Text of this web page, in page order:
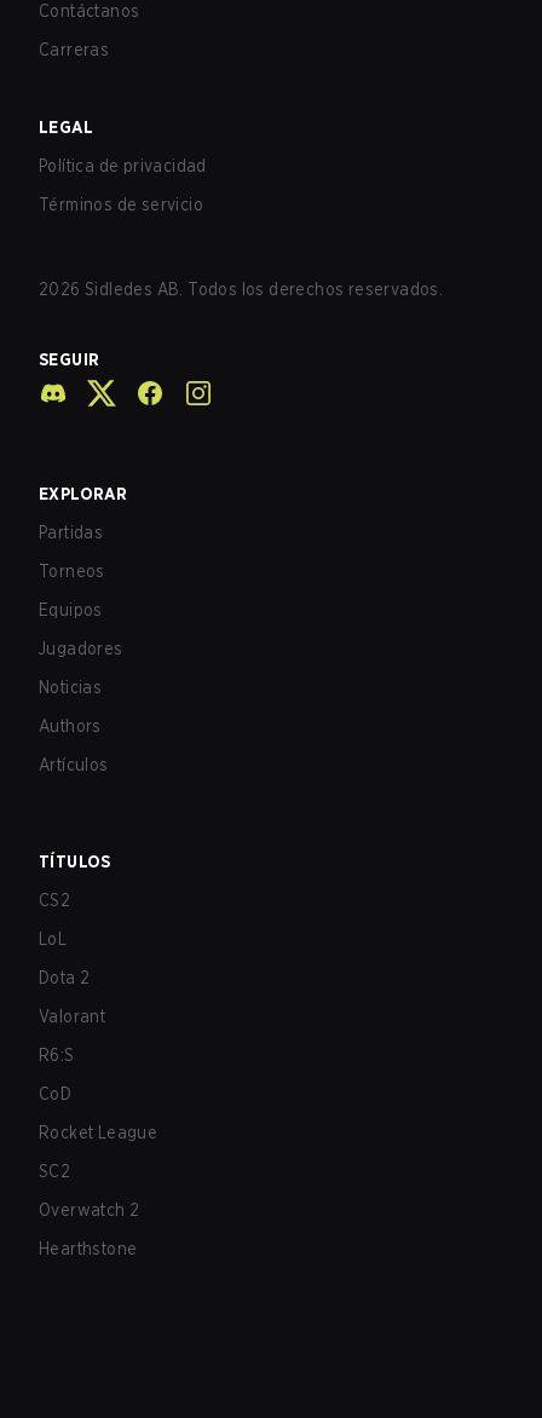
Contáctanos
Carreras
LEGAL
Política de privacidad
Términos de servicio
2026 Sidledes AB. Todos los derechos reservados.
SEGUIR
EXPLORAR
Partidas
Torneos
Equipos
Jugadores
Noticias
Authors
Artículos
TÍTULOS
CS2
LoL
Dota 2
Valorant
R6:S
CoD
Rocket League
SC2
Overwatch 2
Hearthstone